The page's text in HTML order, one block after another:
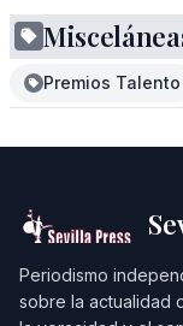
Premios Talento
Periodismo
sobre la actualidad